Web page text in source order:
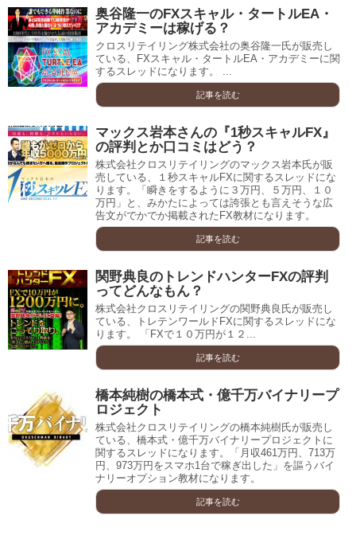
奥谷隆一のFXスキャル・タートルEA・
アカデミーは稼げる？
クロスリテイリング株式会社の奥谷隆一氏が販売し
ている、FXスキャル・タートルEA・アカデミーに関
するスレッドになります。 ...
記事を読む
マックス岩本さんの『1秒スキャルFX』
の評判とか口コミはどう？
株式会社クロスリテイリングのマックス岩本氏が販
売している、１秒スキャルFXに関するスレッドにな
ります。「瞬きをするように３万円、５万円、１０
万円」と、みかたによっては誇張とも言えそうな広
告文がでかでか掲載されたFX教材になります。
記事を読む
関野典良のトレンドハンターFXの評判
ってどんなもん？
株式会社クロスリテイリングの関野典良氏が販売し
ている、トレテンワールドFXに関するスレッドにな
ります。 「FXで１０万円が１２...
記事を読む
橋本純樹の橋本式・億千万バイナリープ
ロジェクト
株式会社クロスリテイリングの橋本純樹氏が販売し
ている、橋本式・億千万バイナリープロジェクトに
関するスレッドになります。「月収461万円、713万
円、973万円をスマホ1台で稼ぎ出した」を謳うバイ
ナリーオプション教材になります。
記事を読む